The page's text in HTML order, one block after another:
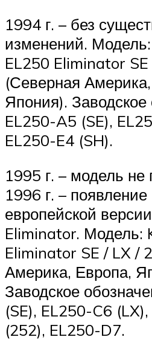
1994 г. – без
изменений.
EL250 Eliminator
(Северная
Япония). Заводское
EL250-A5 (SE),
EL250-E4 (SH).
1995 г. – модель не
1996 г. – появление
европейской
Eliminator. Модель:
Eliminator SE / LX /
Америка, Европа,
Заводское
(SE), EL250-C6
(252), EL250-D7.